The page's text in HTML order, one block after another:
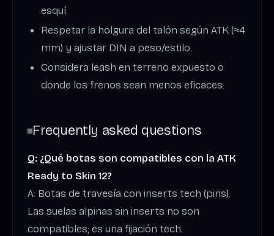
esquí.
Respetar la holgura del talón según ATK (≈4
mm) y ajustar DIN a peso/estilo.
Considera leash en terreno expuesto o
donde los frenos sean menos eficaces.
Frequently asked questions
Q: ¿Qué botas son compatibles con la ATK
Ready to Skin 12?
A: Botas de travesía con inserts tech (pins).
Las suelas alpinas sin inserts no son
compatibles; es una fijación tech.